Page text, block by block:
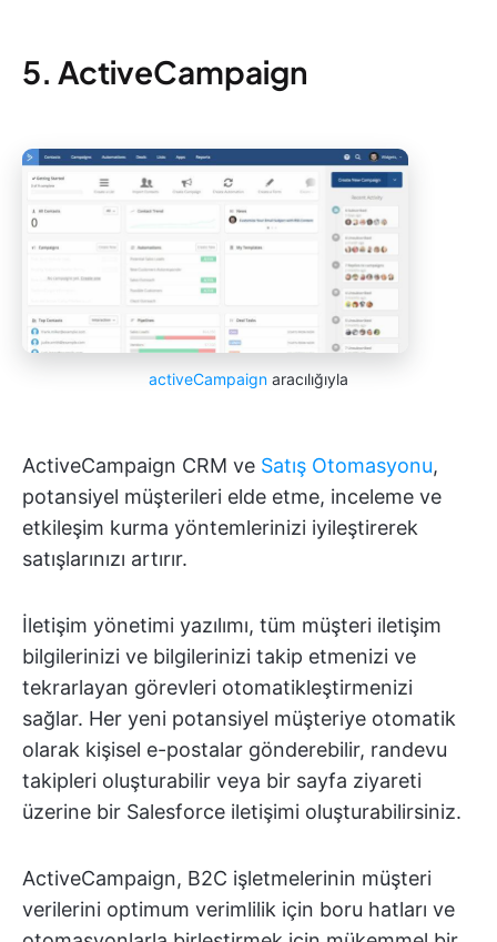
5. ActiveCampaign
activeCampaign aracılığıyla
ActiveCampaign CRM ve Satış Otomasyonu,
potansiyel müşterileri elde etme, inceleme ve
etkileşim kurma yöntemlerinizi iyileştirerek
satışlarınızı artırır.
İletişim yönetimi yazılımı, tüm müşteri iletişim
bilgilerinizi ve bilgilerinizi takip etmenizi ve
tekrarlayan görevleri otomatikleştirmenizi
sağlar. Her yeni potansiyel müşteriye otomatik
olarak kişisel e-postalar gönderebilir, randevu
takipleri oluşturabilir veya bir sayfa ziyareti
üzerine bir Salesforce iletişimi oluşturabilirsiniz.
ActiveCampaign, B2C işletmelerinin müşteri
verilerini optimum verimlilik için boru hatları ve